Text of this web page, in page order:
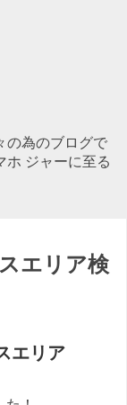
の為のブログで
ホ ジャーに至る
エリア検
エリア